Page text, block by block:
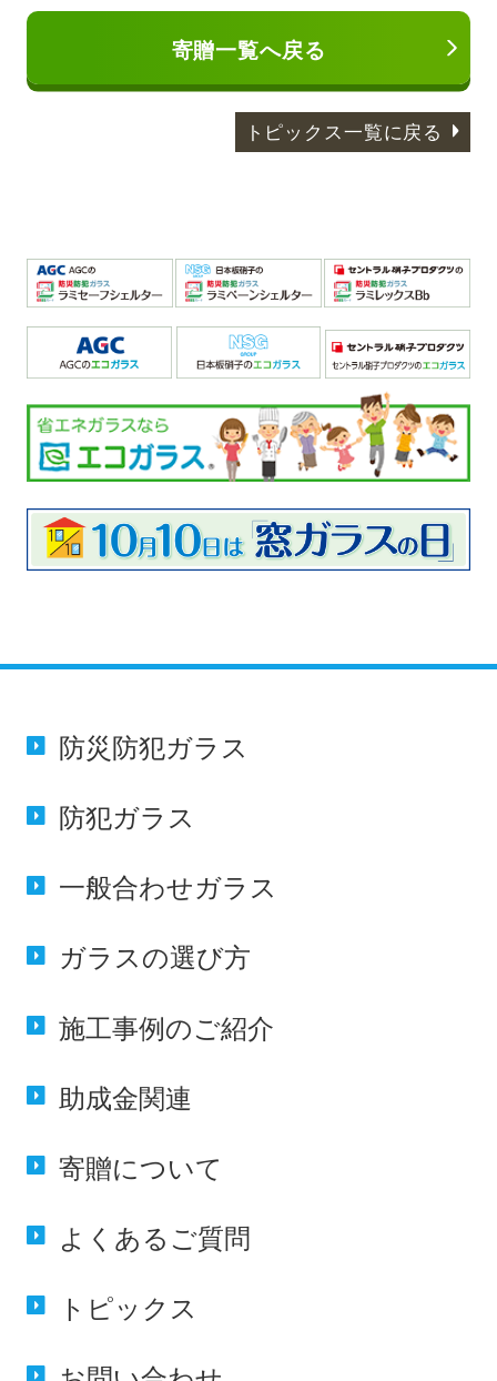
寄贈一覧へ戻る
トピックス一覧に戻る
防災防犯ガラス
防犯ガラス
一般合わせガラス
ガラスの選び方
施工事例のご紹介
助成金関連
寄贈について
よくある ご質問
トピックス